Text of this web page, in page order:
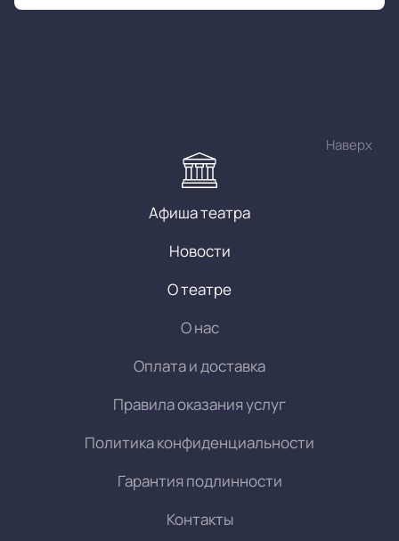
Наверх
Афиша театра
Новости
О театре
О нас
Оплата и доставка
Правила оказания услуг
Политика конфиденциальности
Гарантия подлинности
Контакты